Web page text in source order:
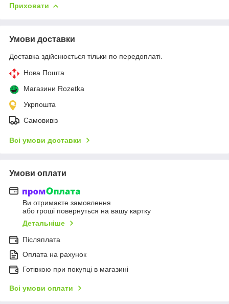
Приховати
Умови доставки
Доставка здійснюється тільки по передоплаті.
Нова Пошта
Магазини Rozetka
Укрпошта
Самовивіз
Всі умови доставки
Умови оплати
Ви отримаєте замовлення
або гроші повернуться на вашу картку
Детальніше
Післяплата
Оплата на рахунок
Готівкою при покупці в магазині
Всі умови оплати